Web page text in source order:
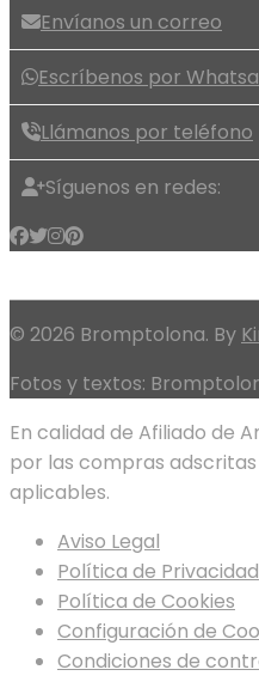
Envíanos un correo
Escríbenos por
Llámanos por teléfono
Síguenos en redes:
© 2026 Bromptolona. By
Fotos y textos:
En calidad de Afiliado de
por las compras
aplicables.
Aviso Legal
Política de Privacidad
Política de Cookies
Configuración de
Condiciones de